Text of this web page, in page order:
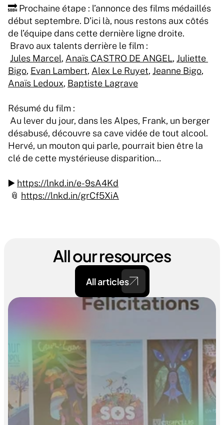
🔜 Prochaine étape : l’annonce des films médaillés
début septembre. D’ici là, nous restons aux côtés
de l’équipe dans cette dernière ligne droite.
Bravo aux talents derrière le film :
Jules Marcel, Anaïs CASTRO DE ANGEL, Juliette
Bigo, Evan Lambert, Alex Le Ruyet, Jeanne Bigo
Anaïs Ledoux, Baptiste Lagrave
Résumé du film :
désabusé, découvre sa cave vidée de tout alcool.
Hervé, un mouton qui parle, pourrait bien être la
clé de cette mystérieuse disparition…
▶️ https://lnkd.in/e-9sA4Kd
📎 https://lnkd.in/grCf5XiA
All our resources
All articles